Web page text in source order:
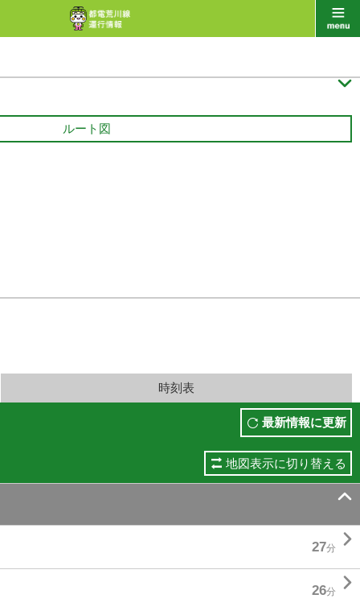

ルート図
時刻表
最新情報に更新
地図表示に切り替える

27分 
26分 